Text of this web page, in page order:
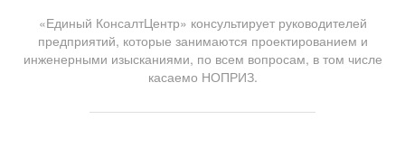
«Единый КонсалтЦентр» консультирует руководителей
предприятий, которые занимаются проектированием и
инженерными изысканиями, по всем вопросам, в том числе
касаемо НОПРИЗ.